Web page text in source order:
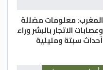
المغرب: معلومات مضللة
وعصابات الاتجار بالبشر وراء
أحداث سبتة ومليلية